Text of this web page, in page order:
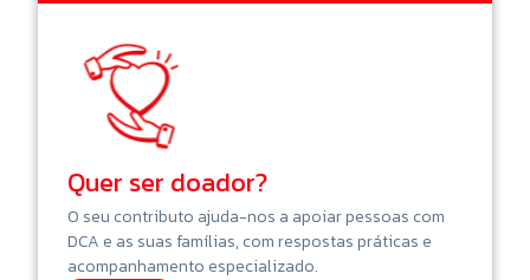
Quer ser doador?
O seu contributo ajuda-nos a apoiar pessoas com
DCA e as suas famílias, com respostas práticas e
acompanhamento especializado.